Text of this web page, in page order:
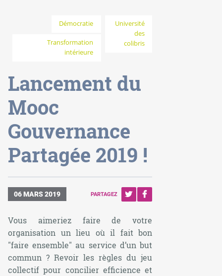
Démocratie
Transformation
intérieure
Université
des
colibris
Lancement du
Mooc
Gouvernance
Partagée 2019 !
06 MARS 2019 PARTAGEZ
Vous aimeriez faire de votre
organisation un lieu où il fait bon
"faire ensemble" au service d’un but
commun ? Revoir les règles du jeu
collectif pour concilier efficience et